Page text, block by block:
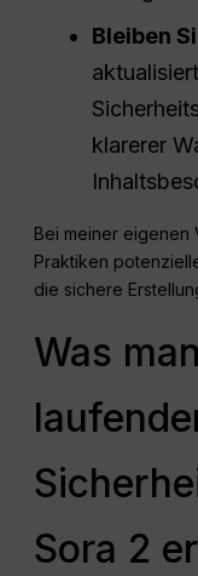
Bleiben
klarerer
Bei meiner
Praktiken
die sichere
Was
Sora 2